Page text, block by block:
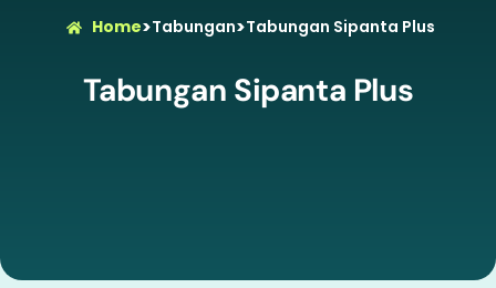
Home>Tabungan>Tabungan Sipanta Plus
Tabungan Sipanta Plus